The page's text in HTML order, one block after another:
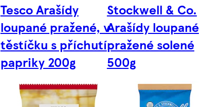
Tesco Arašídy
loupané pražené, v
těstíčku s příchutí
papriky 200g
Stockwell & Co.
Arašídy loupané
pražené solené
500g